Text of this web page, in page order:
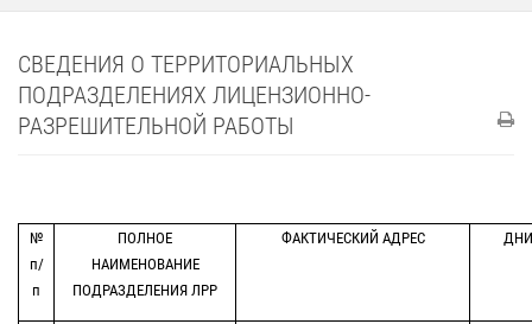
СВЕДЕНИЯ О ТЕРРИТОРИАЛЬНЫХ
ПОДРАЗДЕЛЕНИЯХ ЛИЦЕНЗИОННО-
РАЗРЕШИТЕЛЬНОЙ РАБОТЫ
№
п/
п
ПОЛНОЕ
НАИМЕНОВАНИЕ
ПОДРАЗДЕЛЕНИЯ ЛРР
ФАКТИЧЕСКИЙ АДРЕС